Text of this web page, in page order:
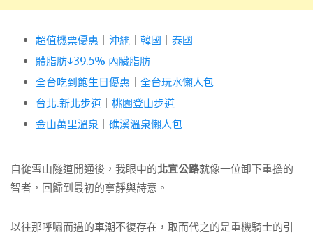
超值機票優惠 沖繩 韓國
泰國
體脂肪↓39.5% 內臟脂肪
全台吃到飽生日優惠
全台玩水懶人包
台北.新北步道
桃園登山步道
金山萬里溫泉
礁溪溫泉懶人包
自從雪山隧道開通後，我眼中的北宜公路就像一位卸下重擔的
智者，回歸到最初的寧靜與詩意。
以往那呼嘯而過的車潮不復存在，取而代之的是重機騎士的引